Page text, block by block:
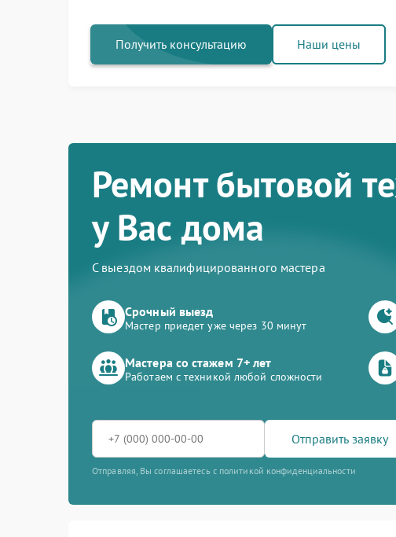
Получить консультацию Наши цены
Ремонт бытовой
у Вас дома
С выездом квалифицированного мастера
Срочный выезд
Мастер приедет уже через 30 минут
Мастера со стажем 7+ лет
Работаем с техникой любой сложности
Отправить заявку
Отправляя, Вы соглашаетесь с политикой конфиденциальности